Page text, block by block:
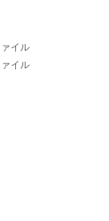
ァイル
ァイル